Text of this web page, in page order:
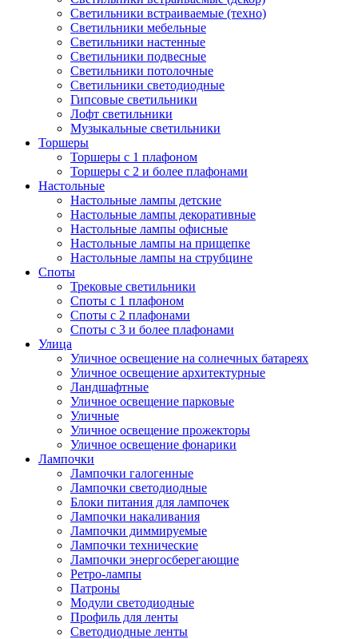
Светильники встраиваемые (техно)
Светильники мебельные
Светильники настенные
Светильники подвесные
Светильники потолочные
Светильники светодиодные
Гипсовые светильники
Лофт светильники
Музыкальные светильники
Торшеры
Торшеры с 1 плафоном
Торшеры с 2 и более плафонами
Настольные
Настольные лампы детские
Настольные лампы декоративные
Настольные лампы офисные
Настольные лампы на прищепке
Настольные лампы на струбцине
Споты
Трековые светильники
Споты с 1 плафоном
Споты с 2 плафонами
Споты с 3 и более плафонами
Улица
Уличное освещение на солнечных батареях
Уличное освещение архитектурные
Ландшафтные
Уличное освещение парковые
Уличные
Уличное освещение прожекторы
Уличное освещение фонарики
Лампочки
Лампочки галогенные
Лампочки светодиодные
Блоки питания для лампочек
Лампочки накаливания
Лампочки диммируемые
Лампочки технические
Лампочки энергосберегающие
Ретро-лампы
Патроны
Модули светодиодные
Профиль для ленты
Светодиодные ленты